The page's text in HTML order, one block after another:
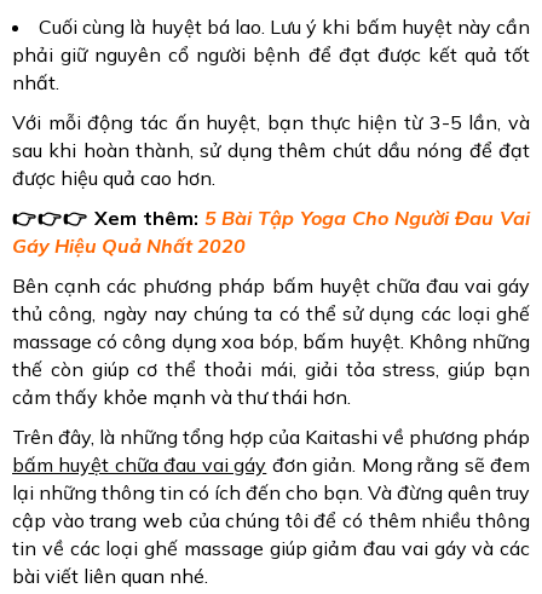
Cuối cùng là huyệt bá lao. Lưu ý khi bấm huyệt này cần
phải giữ nguyên cổ người bệnh để đạt được kết quả tốt
nhất.
Với mỗi động tác ấn huyệt, bạn thực hiện từ 3-5 lần, và
sau khi hoàn thành, sử dụng thêm chút dầu nóng để đạt
được hiệu quả cao hơn.
👉👉👉 Xem thêm: 5 Bài Tập Yoga Cho Người Đau Vai
Gáy Hiệu Quả Nhất 2020
Bên cạnh các phương pháp bấm huyệt chữa đau vai gáy
thủ công, ngày nay chúng ta có thể sử dụng các loại ghế
massage có công dụng xoa bóp, bấm huyệt. Không những
thế còn giúp cơ thể thoải mái, giải tỏa stress, giúp bạn
cảm thấy khỏe mạnh và thư thái hơn.
Trên đây, là những tổng hợp của Kaitashi về phương pháp
bấm huyệt chữa đau vai gáy đơn giản. Mong rằng sẽ đem
lại những thông tin có ích đến cho bạn. Và đừng quên truy
cập vào trang web của chúng tôi để có thêm nhiều thông
tin về các loại ghế massage giúp giảm đau vai gáy và các
bài viết liên quan nhé.